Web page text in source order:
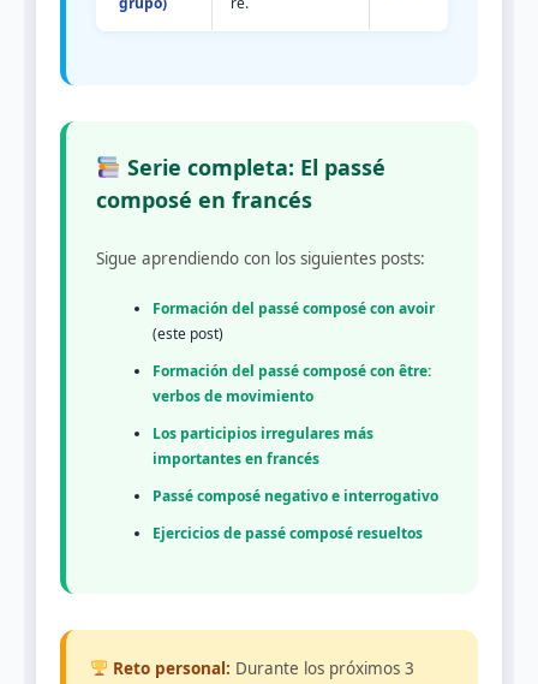
Serie completa: El passé
composé en francés
Sigue aprendiendo con los siguientes posts:
Formación del passé composé con avoir
(este post)
Formación del passé composé con être:
verbos de movimiento
Los participios irregulares más
importantes en francés
Passé composé negativo e interrogativo
Ejercicios de passé composé resueltos
Reto personal: Durante los próximos 3